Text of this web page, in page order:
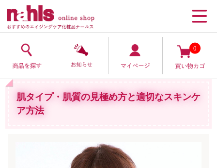
0
肌タイプ・肌質の見極め方と適切なスキンケ
ア方法